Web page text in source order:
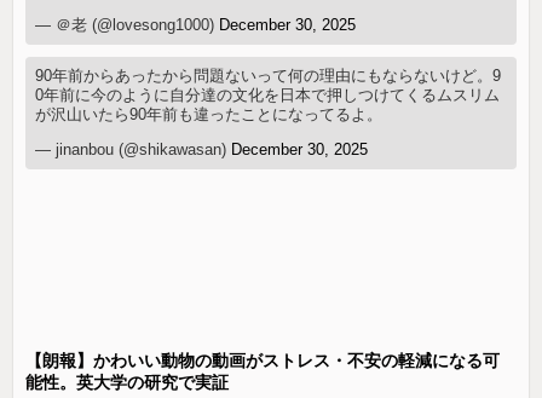
— ＠老 (@lovesong1000) December 30, 2025
90年前からあったから問題ないって何の理由にもならないけど。9
0年前に今のように自分達の文化を日本で押しつけてくるムスリム
が沢山いたら90年前も違ったことになってるよ。
— jinanbou (@shikawasan) December 30, 2025
【朗報】かわいい動物の動画がストレス・不安の軽減になる可
能性。英大学の研究で実証